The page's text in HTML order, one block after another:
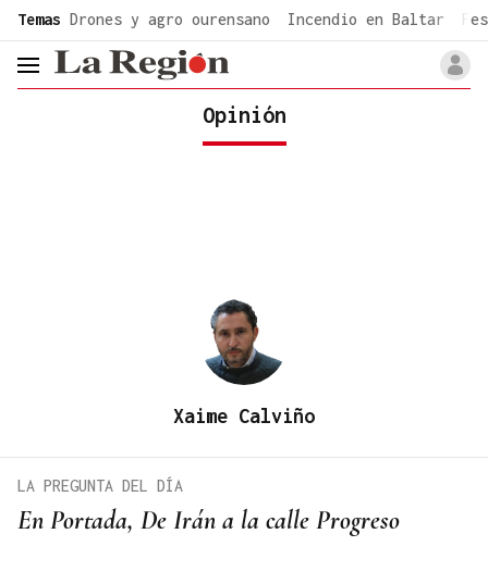
Temas Drones y agro ourensano Incendio en Baltar
header.menu.open
Opinión
Xaime Calviño
En Portada, De Irán a la calle Progreso
LA PREGUNTA DEL DÍA